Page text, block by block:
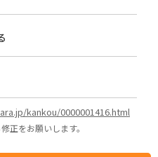
kankou/0000001416.html
正をお願いします。